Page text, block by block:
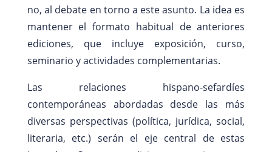
no, al debate en torno a este asunto. La idea es
mantener el formato habitual de anteriores
ediciones, que incluye exposición, curso,
seminario y actividades complementarias.
Las relaciones hispano-sefardíes
contemporáneas abordadas desde las más
diversas perspectivas (política, jurídica, social,
literaria, etc.) serán el eje central de estas